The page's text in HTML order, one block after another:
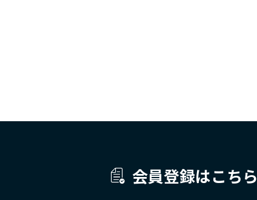
会員登録はこちら